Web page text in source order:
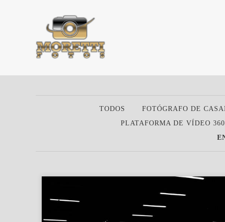
TODOS FOTÓGRAFO DE
PLATAFORMA DE VÍDEO